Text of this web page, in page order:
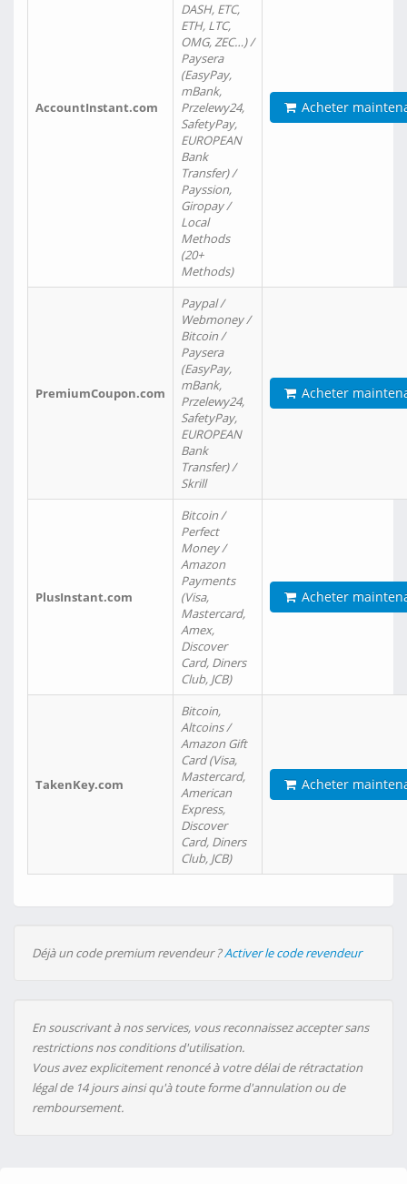
AccountInstant.com
DASH, ETC,
ETH, LTC,
OMG, ZEC…) /
Paysera
(EasyPay,
mBank,
Przelewy24,
SafetyPay,
EUROPEAN
Bank
Transfer) /
Payssion,
Giropay /
Local
Methods
(20+
Methods)
Acheter
PremiumCoupon.com
Paypal /
Webmoney /
Bitcoin /
Paysera
(EasyPay,
mBank,
Przelewy24,
SafetyPay,
EUROPEAN
Bank
Transfer) /
Skrill
Acheter
PlusInstant.com
Bitcoin /
Perfect
Money /
Amazon
Payments
(Visa,
Mastercard,
Amex,
Discover
Card, Diners
Club, JCB)
Acheter
TakenKey.com
Bitcoin,
Altcoins /
Amazon Gift
Card (Visa,
Mastercard,
American
Express,
Discover
Card, Diners
Club, JCB)
Acheter
Déjà un code premium revendeur ?Activer le code revendeur
En souscrivant à nos services, vous reconnaissez accepter sans
restrictions nos conditions d'utilisation.
Vous avez explicitement renoncé à votre délai de rétractation
légal de 14 jours ainsi qu'à toute forme d'annulation ou de
remboursement.